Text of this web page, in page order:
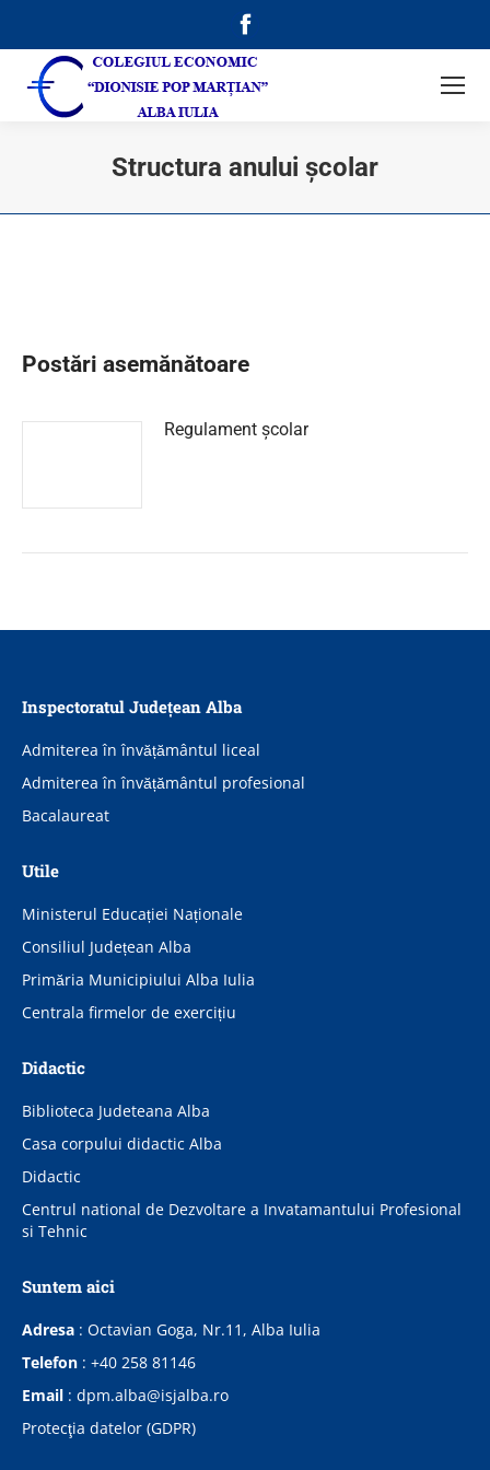
page
opens
window
Structura anului școlar
Postări asemănătoare
Regulament școlar
Inspectoratul Județean Alba
Admiterea în învățământul liceal
Admiterea în învățământul profesional
Bacalaureat
Utile
Ministerul Educației Naționale
Consiliul Județean Alba
Primăria Municipiului Alba Iulia
Centrala firmelor de exercițiu
Didactic
Biblioteca Judeteana Alba
Casa corpului didactic Alba
Didactic
Centrul national de Dezvoltare a Invatamantului Profesional
si Tehnic
Suntem aici
Adresa : Octavian Goga, Nr.11, Alba Iulia
Telefon : +40 258 81146
Email : dpm.alba@isjalba.ro
Protecţia datelor (GDPR)